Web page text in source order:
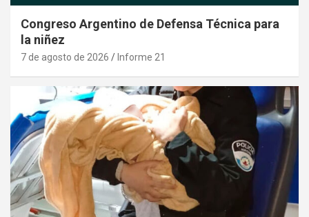
Congreso Argentino de Defensa Técnica para
la niñez
7 de agosto de 2026 Informe 21